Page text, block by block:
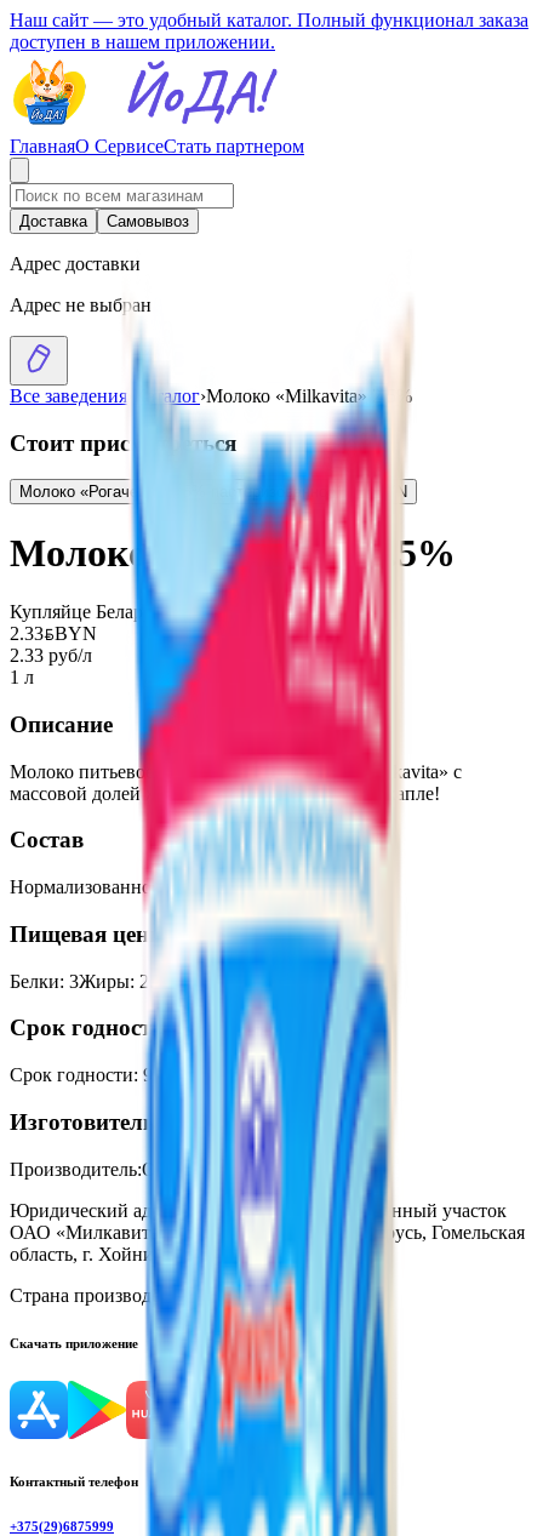
Наш сайт — это удобный каталог. Полный функционал заказа
доступен в нашем приложении.
ГлавнаяО СервисеСтать партнером
Доставка Самовывоз
Адрес доставки
Адрес не выбран
Все заведения Каталог›Молоко «Milkavita» 2.5%
Стоит присмотреться
Молоко «Рогачевъ» 2,5% пастеризованное1.75BYNBYN
Молоко «Milkavita» 2.5%
Купляйце Беларускае
2.33BYNBYN
2.33 руб/л
1 л
Описание
Молоко питьевое ультрапастеризованное «Milkavita» с
массовой долей жира 2,5%. Польза в каждой капле!
Состав
Нормализованное молоко.
Пищевая ценность на 100г
Белки: 3Жиры: 2.5 Углеводы 4.7 Калории 53
Срок годности
Срок годности: 9 месяцев
Изготовитель
Производитель:ОАО «Милкавита»
Юридический адрес:Полесский производственный участок
ОАО «Милкавита», 247618, Республика Беларусь, Гомельская
область, г. Хойники, ул. Жукова, 1
Страна производства: Республика Беларусь
Скачать приложение
Контактный телефон
+375(29)6875999